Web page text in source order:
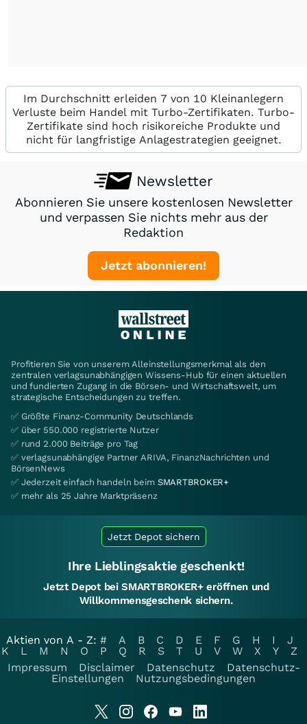
Im Durchschnitt erleiden 7 von 10 Kleinanlegern
Verluste beim Handel mit Turbo-Zertifikaten. Turbo-
Zertifikate sind hoch risikoreiche Produkte und
nicht für langfristige Anlagestrategien geeignet.
Newsletter
Abonnieren Sie unsere kostenlosen Newsletter
und verpassen Sie nichts mehr aus der
Redaktion
Jetzt abonnieren!
Profitieren Sie von unserem Alleinstellungsmerkmal als den
zentralen verlagsunabhängigen Wissens-Hub für einen aktuellen
und fundierten Zugang in die Börsen- und Wirtschaftswelt, um
strategische Entscheidungen zu treffen.
✅ Größte Finanz-Community Deutschlands
✅ über 550.000 registrierte Nutzer
✅ rund 2.000 Beiträge pro Tag
✅ verlagsunabhängige Partner ARIVA, FinanzNachrichten und
BörsenNews
✅ Jederzeit einfach handeln beim SMARTBROKER+
✅ mehr als 25 Jahre Marktpräsenz
Jetzt Depot sichern
Ihre Lieblingsaktie geschenkt!
Jetzt Depot bei SMARTBROKER+ eröffnen und
Willkommensgeschenk sichern.
Aktien von A - Z: # A B C D E F G H I
J
K
L M N O P Q R S T U V W X Y
Z
Impressum
Disclaimer Datenschutz
Datenschutz-
Einstellungen
Nutzungsbedingungen